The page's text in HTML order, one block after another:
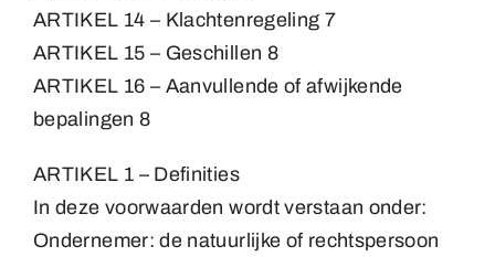
ARTIKEL 14 – Klachtenregeling 7
ARTIKEL 15 – Geschillen 8
ARTIKEL 16 – Aanvullende of afwijkende
bepalingen 8
ARTIKEL 1 – Definities
In deze voorwaarden wordt verstaan onder:
Ondernemer: de natuurlijke of rechtspersoon